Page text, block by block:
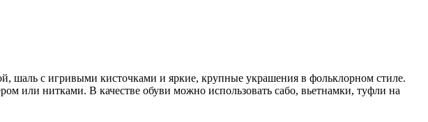
шаль с игривыми кисточками и яркие, крупные украшения в фольклорном стиле.
или нитками. В качестве обуви можно использовать сабо, вьетнамки, туфли на